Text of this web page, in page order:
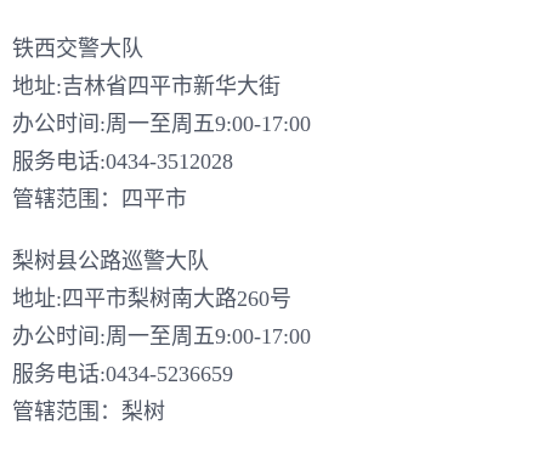
铁西交警大队
地址:吉林省四平市新华大街
办公时间:周一至周五9:00-17:00
服务电话:0434-3512028
管辖范围：四平市
梨树县公路巡警大队
地址:四平市梨树南大路260号
办公时间:周一至周五9:00-17:00
服务电话:0434-5236659
管辖范围：梨树